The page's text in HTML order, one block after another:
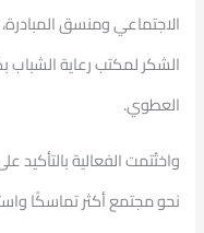
الاجتماعي ومنسق
الشكر لمكتب رعاية الشباب
العطوي.
واختُتمت الفعالية
نحو مجتمع أكثر تماسكًا